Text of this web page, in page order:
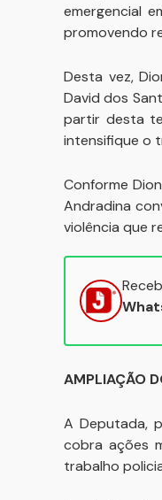
emergencial
promovendo
Desta vez,
David dos
partir desta
intensifique o
Conforme
Andradina
violência que
AMPLIAÇÃO
A Deputada,
cobra ações
trabalho